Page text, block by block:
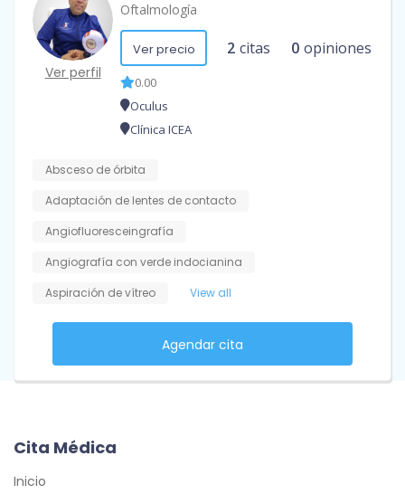
Ver perfil
Oftalmología
Ver precio 2 citas 0 opiniones
0.00
Oculus
Clínica ICEA
Absceso de órbita
Adaptación de lentes de contacto
Angiofluoresceingrafía
Angiografía con verde indocianina
Aspiración de vítreo
View all
Agendar cita
Cita Médica
Inicio